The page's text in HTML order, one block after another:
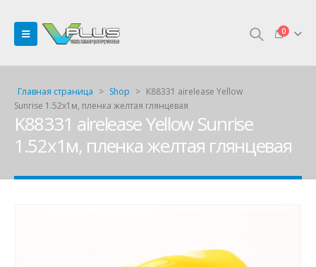
0
Главная страница > Shop > K88331 airelease Yellow
Sunrise 1.52х1м, пленка желтая глянцевая
K88331 airelease Yellow Sunrise
1.52х1м, пленка желтая глянцевая